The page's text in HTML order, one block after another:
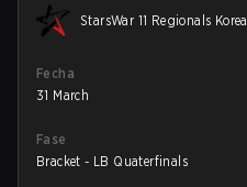
StarsWar 11 Regionals Korea
Fecha
31 March
Fase
Bracket - LB Quaterfinals